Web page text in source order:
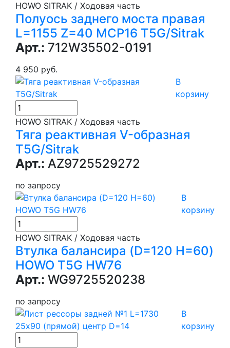
HOWO SITRAK / Ходовая часть
Полуось заднего моста правая
L=1155 Z=40 MCP16 T5G/Sitrak
Арт.: 712W35502-0191
4 950 руб.
В
корзину
HOWO SITRAK / Ходовая часть
Тяга реактивная V-образная
T5G/Sitrak
Арт.: AZ9725529272
по запросу
В
корзину
HOWO SITRAK / Ходовая часть
Втулка балансира (D=120 H=60)
HOWO T5G HW76
Арт.: WG9725520238
по запросу
В
корзину